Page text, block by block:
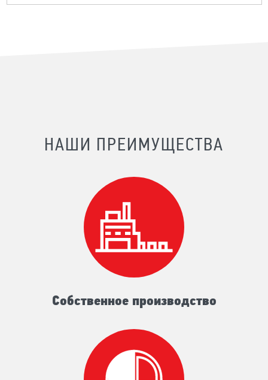
НАШИ ПРЕИМУЩЕСТВА
Собственное производство